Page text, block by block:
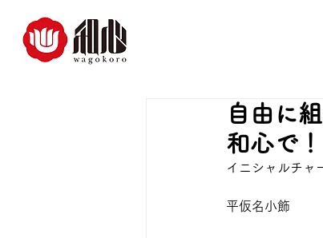
自由に
和心で！
イニシャルチャ
平仮名小飾